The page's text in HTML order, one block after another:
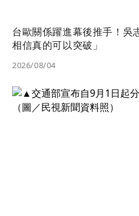
台歐關係躍進幕後推手！吳
相信真的可以突破」
2026/08/04